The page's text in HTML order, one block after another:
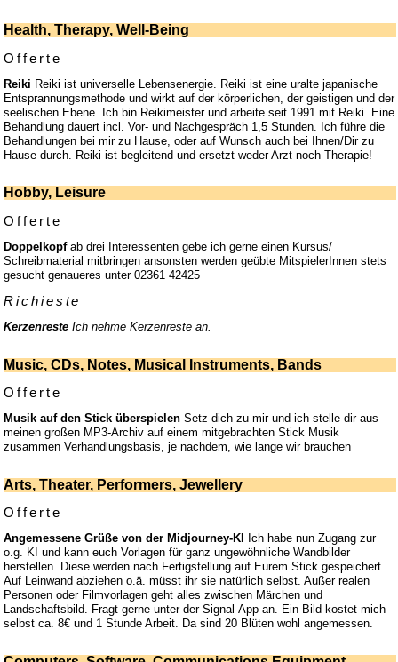
Health, Therapy, Well-Being
Offerte
Reiki Reiki ist universelle Lebensenergie. Reiki ist eine uralte japanische
Entsprannungsmethode und wirkt auf der körperlichen, der geistigen und der
seelischen Ebene. Ich bin Reikimeister und arbeite seit 1991 mit Reiki. Eine
Behandlung dauert incl. Vor- und Nachgespräch 1,5 Stunden. Ich führe die
Behandlungen bei mir zu Hause, oder auf Wunsch auch bei Ihnen/Dir zu
Hause durch. Reiki ist begleitend und ersetzt weder Arzt noch Therapie!
Hobby, Leisure
Offerte
Doppelkopfab drei Interessenten gebe ich gerne einen Kursus/
Schreibmaterial mitbringen ansonsten werden geübte MitspielerInnen stets
gesucht genaueres unter 02361 42425
Richieste
Kerzenreste Ich nehme Kerzenreste an.
Music, CDs, Notes, Musical Instruments, Bands
Offerte
Musik auf den Stick überspielen Setz dich zu mir und ich stelle dir aus
meinen großen MP3-Archiv auf einem mitgebrachten Stick Musik
zusammen Verhandlungsbasis, je nachdem, wie lange wir brauchen
Arts, Theater, Performers, Jewellery
Offerte
Angemessene Grüße von der Midjourney-KI
Ich habe nun Zugang zur
o.g. KI und kann euch Vorlagen für ganz ungewöhnliche Wandbilder
herstellen. Diese werden nach Fertigstellung auf Eurem Stick gespeichert.
Auf Leinwand abziehen o.ä. müsst ihr sie natürlich selbst. Außer realen
Personen oder Filmvorlagen geht alles zwischen Märchen und
Landschaftsbild. Fragt gerne unter der Signal-App an. Ein Bild kostet mich
selbst ca. 8€ und 1 Stunde Arbeit. Da sind 20 Blüten wohl angemessen.